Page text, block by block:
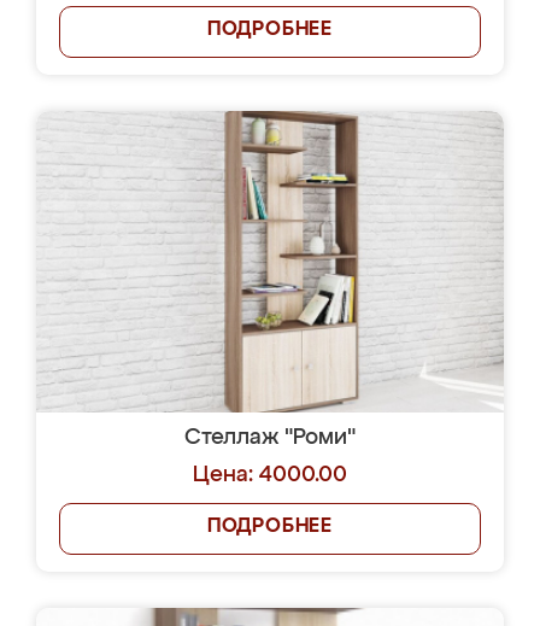
ПОДРОБНЕЕ
Стеллаж "Роми"
Цена: 4000.00
ПОДРОБНЕЕ